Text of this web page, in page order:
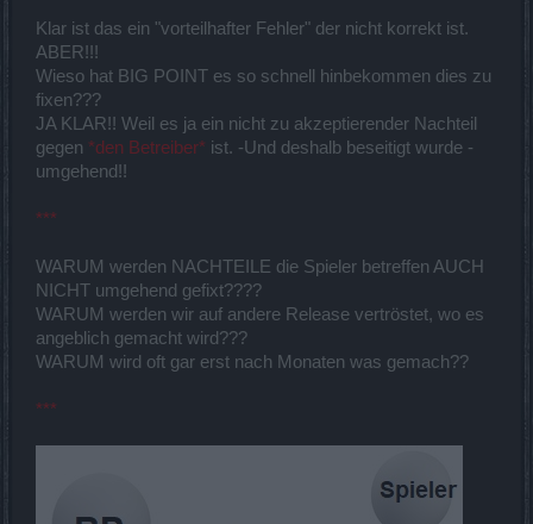
Klar ist das ein "vorteilhafter Fehler" der nicht korrekt ist.
ABER!!!
Wieso hat BIG POINT es so schnell hinbekommen dies zu
fixen???
JA KLAR!! Weil es ja ein nicht zu akzeptierender Nachteil
gegen *den Betreiber* ist. -Und deshalb beseitigt wurde -
umgehend!!
***
WARUM werden NACHTEILE die Spieler betreffen AUCH
NICHT umgehend gefixt????
WARUM werden wir auf andere Release vertröstet, wo es
angeblich gemacht wird???
WARUM wird oft gar erst nach Monaten was gemach??
***